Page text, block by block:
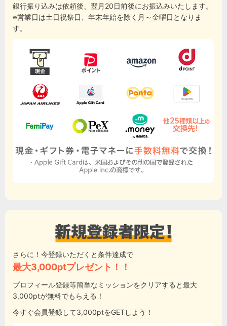
銀行振り込みは依頼後、翌月20日前後にお振込みいたします。
※営業日は土日祝祭日、年末年始を除く月～金曜日となりま
す。
さらに！今登録いただくと条件達成で
最大3,000ptプレゼント！！
プロフィール登録等簡単なミッションをクリアすると最大
3,000ptが無料でもらえる！
今すぐ会員登録して3,000ptをGETしよう！